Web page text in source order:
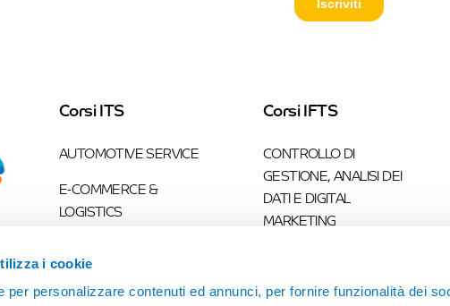
i cookie
per personalizzare contenuti ed annunci, per fornire funzionalità dei
Corsi ITS
AUTOMOTIVE SERVICE
E-COMMERCE &
LOGISTICS
IMPORT-EXPORT
Corsi IFTS
CONTROLLO DI
GESTIONE, ANALISI DEI
DATI E DIGITAL
MARKETING